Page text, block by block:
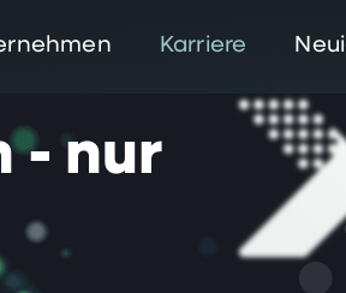
Karriere
- nur